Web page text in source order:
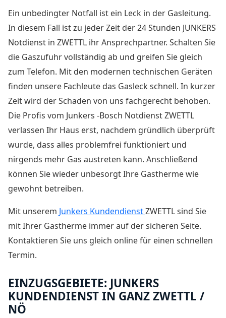
Ein unbedingter Notfall ist ein Leck in der Gasleitung.
In diesem Fall ist zu jeder Zeit der24 Stunden JUNKERS
Notdienst in ZWETTL ihr Ansprechpartner. Schalten Sie
die Gaszufuhr vollständig ab und greifen Sie gleich
zum Telefon. Mit den modernen technischen Geräten
finden unsere Fachleute das Gasleck schnell. In kurzer
Zeit wird der Schaden von uns fachgerecht behoben.
Die Profis vom Junkers -Bosch Notdienst ZWETTL
verlassen Ihr Haus erst, nachdem gründlich überprüft
wurde, dass alles problemfrei funktioniert und
nirgends mehr Gas austreten kann. Anschließend
können Sie wieder unbesorgt Ihre Gastherme wie
gewohnt betreiben.
Mit unserem Junkers KundendienstZWETTL sind Sie
mit Ihrer Gastherme immer auf der sicheren Seite.
Kontaktieren Sie uns gleich online für einen schnellen
Termin.
EINZUGSGEBIETE: JUNKERS
KUNDENDIENST IN GANZ ZWETTL /
NÖ